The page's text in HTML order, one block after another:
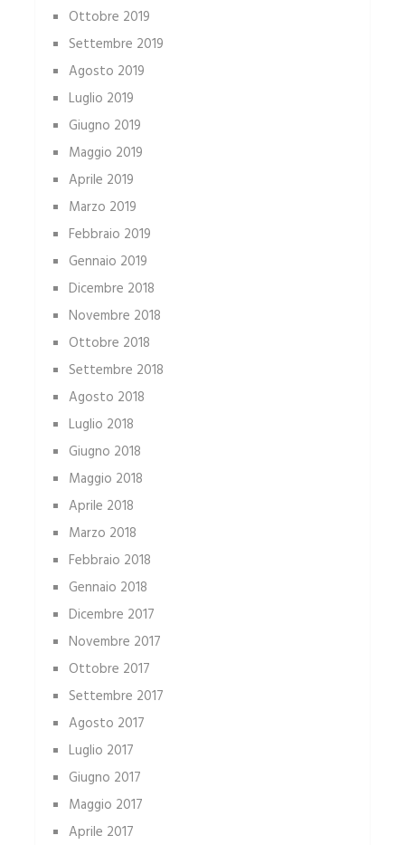
Ottobre 2019
Settembre 2019
Agosto 2019
Luglio 2019
Giugno 2019
Maggio 2019
Aprile 2019
Marzo 2019
Febbraio 2019
Gennaio 2019
Dicembre 2018
Novembre 2018
Ottobre 2018
Settembre 2018
Agosto 2018
Luglio 2018
Giugno 2018
Maggio 2018
Aprile 2018
Marzo 2018
Febbraio 2018
Gennaio 2018
Dicembre 2017
Novembre 2017
Ottobre 2017
Settembre 2017
Agosto 2017
Luglio 2017
Giugno 2017
Maggio 2017
Aprile 2017